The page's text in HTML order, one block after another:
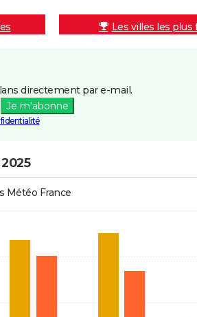
Les villes les plus
directement par e-mail.
Je m'abonne
Météo France